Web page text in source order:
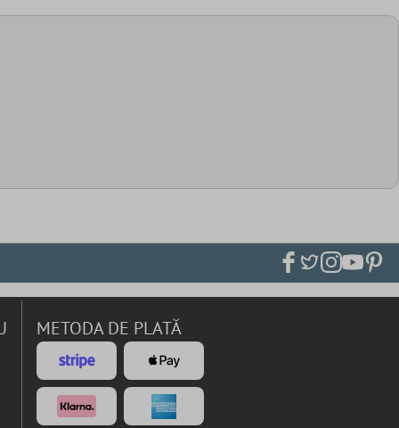
METODA DE PLATĂ